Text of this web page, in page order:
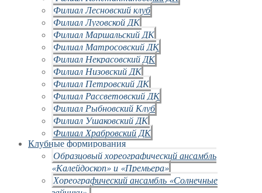
Филиал Лесновский клуб
Филиал Луговской ДК
Филиал Маршальский ДК
Филиал Матросовский ДК
Филиал Некрасовский ДК
Филиал Низовский ДК
Филиал Петровский ДК
Филиал Рассветовский ДК
Филиал Рыбновский Клуб
Филиал Ушаковский ДК
Филиал Храбровский ДК
Клубные формирования
Образцовый хореографический ансамбль
«Калейдоскоп» и «Премьера»
Хореографический ансамбль «Солнечные